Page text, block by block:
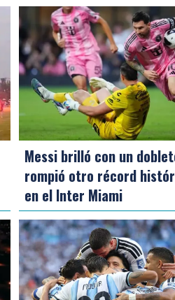
Messi brilló con un
rompió otro récord
en el Inter Miami